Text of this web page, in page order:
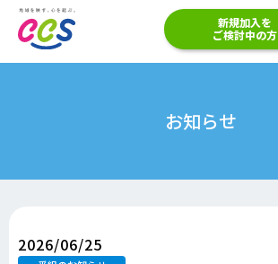
新規加入を
ご検討中の方
お知らせ
2026/06/25